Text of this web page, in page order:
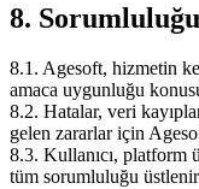
8.
8.1. Agesoft, hizmetin
amaca uygunluğu
8.2. Hatalar, veri
gelen zararlar için
8.3. Kullanıcı, platform
tüm sorumluluğu